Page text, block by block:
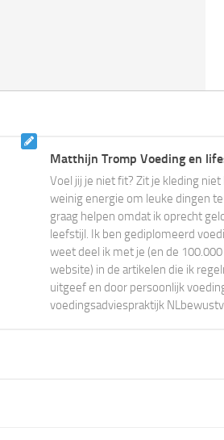
Matthijn Tromp Voeding en
Voel jij je niet fit? Zit je kleding
weinig energie om leuke dingen
graag helpen omdat ik oprecht
leefstijl. Ik ben gediplomeerd
weet deel ik met je (en de
website) in de artikelen die ik
uitgeef en door persoonlijk
voedingsadviespraktijk